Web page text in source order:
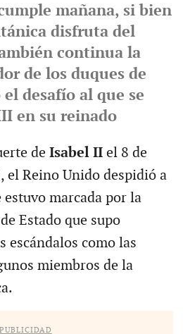
mañana, si bien
disfruta del
continua la
de los duques de
el desafío al que se
en su reinado
de Isabel IIel 8 de
el Reino Unido despidió a
estuvo marcada por la
Estado que supo
escándalos como las
miembros de la
PUBLICIDAD